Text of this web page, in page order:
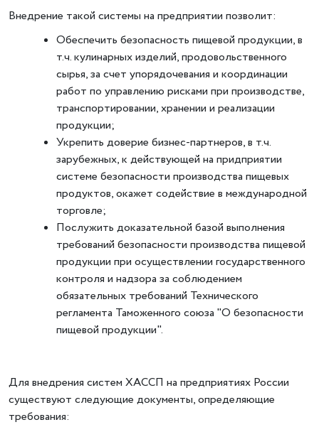
Внедрение такой системы на предприятии позволит:
Обеспечить безопасность пищевой продукции, в
т.ч. кулинарных изделий, продовольственного
сырья, за счет упорядочевания и координации
работ по управлению рисками при производстве,
транспортировании, хранении и реализации
продукции;
Укрепить доверие бизнес-партнеров, в т.ч.
зарубежных, к действующей на придприятии
системе безопасности производства пищевых
продуктов, окажет содействие в международной
торговле;
Послужить доказательной базой выполнения
требований безопасности производства пищевой
продукции при осуществлении государственного
контроля и надзора за соблюдением
обязательных требований Технического
регламента Таможенного союза "О безопасности
пищевой продукции".
Для внедрения систем ХАССП на предприятиях России
существуют следующие документы, определяющие
требования: